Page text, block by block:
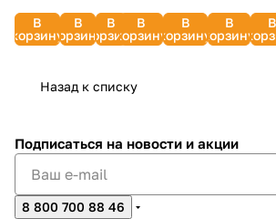
DOMTOK
В
корзину
2200
Вт)
DOMTOK
В
корзину
STIHL
7028-
516-
В
корзину
двигателей)
30621
В
корзину
двигателей)
33292
В
корзину
UNIVersal
В
корзину
В
Назад к списку
Подписаться на новости и акции
8 800 700 88 46